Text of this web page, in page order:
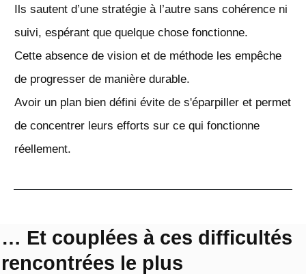
Ils sautent d’une stratégie à l’autre sans cohérence ni
suivi, espérant que quelque chose fonctionne.
Cette absence de vision et de méthode les empêche
de progresser de manière durable.
Avoir un plan bien défini évite de s'éparpiller et permet
de concentrer leurs efforts sur ce qui fonctionne
réellement.
… Et couplées à ces difficultés
rencontrées le plus